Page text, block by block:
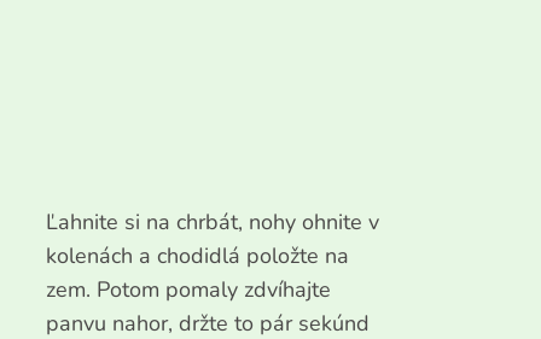
Ľahnite si na chrbát, nohy ohnite v
kolenách a chodidlá položte na
zem. Potom pomaly zdvíhajte
panvu nahor, držte to pár sekúnd